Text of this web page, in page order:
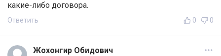
какие-либо договора.
Ответить 0 0
Жохонгир Обидович